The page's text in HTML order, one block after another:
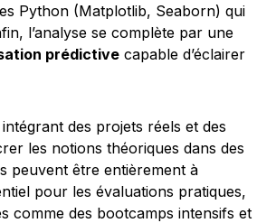
Python (Matplotlib, Seaborn) qui
l’analyse se complète par une
prédictive capable d’éclairer
des projets réels et des
les notions théoriques dans des
peuvent être entièrement à
pour les évaluations pratiques,
comme des bootcamps intensifs et